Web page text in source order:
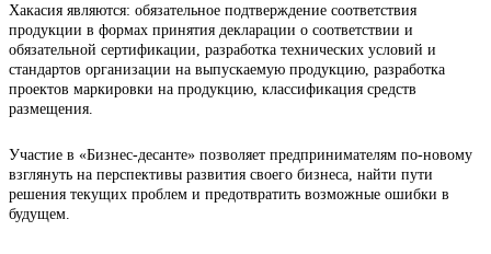
Хакасия являются: обязательное подтверждение соответствия
продукции в формах принятия декларации о соответствии и
обязательной сертификации, разработка технических условий и
стандартов организации на выпускаемую продукцию, разработка
проектов маркировки на продукцию, классификация средств
размещения.
Участие в «Бизнес-десанте» позволяет предпринимателям по-новому
взглянуть на перспективы развития своего бизнеса, найти пути
решения текущих проблем и предотвратить возможные ошибки в
будущем.